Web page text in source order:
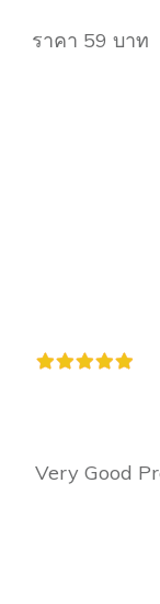
ราคา 59 บาท
Very Good